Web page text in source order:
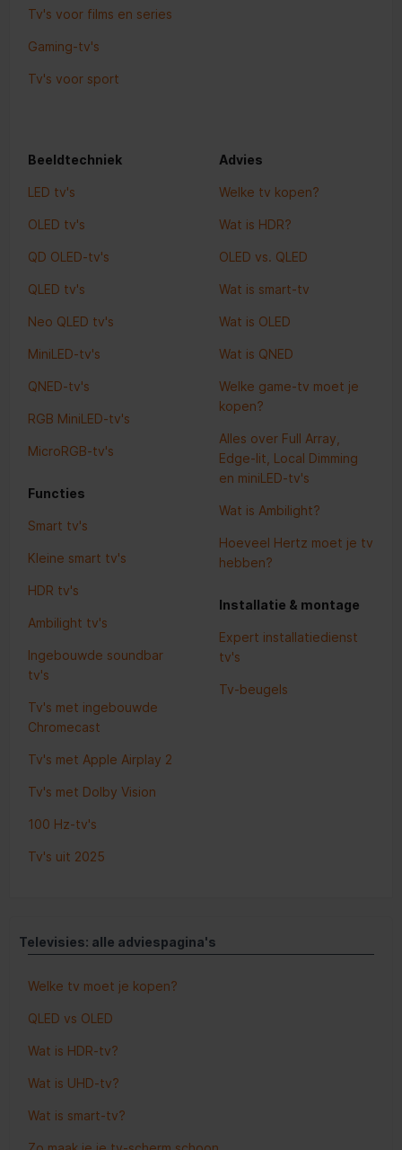
Tv's voor films en series
Gaming-tv's
Tv's voor sport
Beeldtechniek
LED tv's
OLED tv's
QD OLED-tv's
QLED tv's
Neo QLED tv's
MiniLED-tv's
QNED-tv's
RGB MiniLED-tv's
MicroRGB-tv's
Functies
Smart tv's
Kleine smart tv's
HDR tv's
Ambilight tv's
Ingebouwde soundbar
tv's
Tv's met ingebouwde
Chromecast
Tv's met Apple Airplay 2
Tv's met Dolby Vision
100 Hz-tv's
Tv's uit 2025
Advies
Welke tv kopen?
Wat is HDR?
OLED vs. QLED
Wat is smart-tv
Wat is OLED
Wat is QNED
Welke game-tv moet je
kopen?
Alles over Full Array,
Edge-lit, Local Dimming
en miniLED-tv's
Wat is Ambilight?
Hoeveel Hertz moet je tv
hebben?
Installatie & montage
Expert installatiedienst
tv's
Tv-beugels
Televisies: alle adviespagina's
Welke tv moet je kopen?
QLED vs OLED
Wat is HDR-tv?
Wat is UHD-tv?
Wat is smart-tv?